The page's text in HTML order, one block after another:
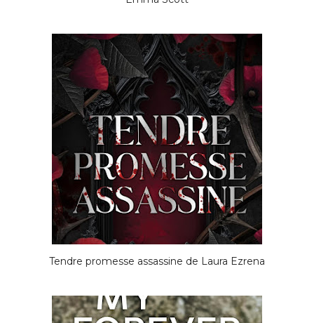
Tendre promesse assassine de Laura Ezrena